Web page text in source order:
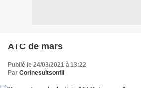
ATC de mars
Publié le 24/03/2021 à 13:22
Par Corinesuitsonfil